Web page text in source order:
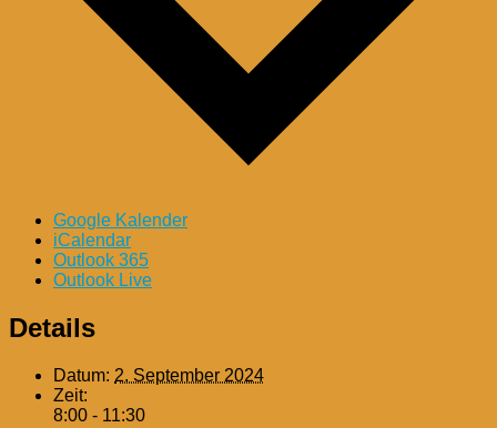
Google Kalender
iCalendar
Outlook 365
Outlook Live
Details
Datum: 2. September 2024
Zeit:
8:00 - 11:30